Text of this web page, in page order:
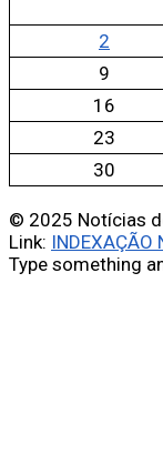
2
9
16
23
30
© 2025 Notícias
Link: INDEXAÇÃO
Type something